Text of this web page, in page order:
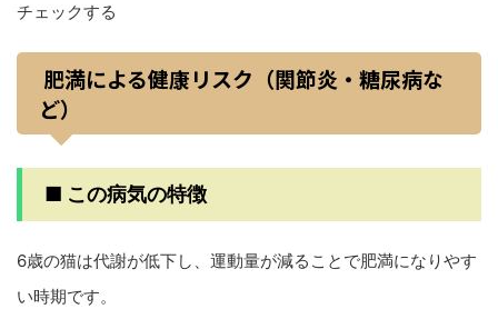
チェックする
肥満による健康リスク（関節炎・糖尿病な
ど）
■ この病気の特徴
6歳の猫は代謝が低下し、運動量が減ることで肥満になりやす
い時期です。